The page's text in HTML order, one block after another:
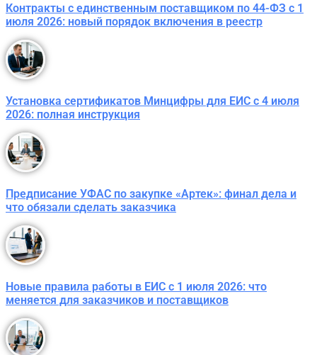
Контракты с единственным поставщиком по 44-ФЗ с 1
июля 2026: новый порядок включения в реестр
Установка сертификатов Минцифры для ЕИС с 4 июля
2026: полная инструкция
Предписание УФАС по закупке «Артек»: финал дела и
что обязали сделать заказчика
Новые правила работы в ЕИС с 1 июля 2026: что
меняется для заказчиков и поставщиков